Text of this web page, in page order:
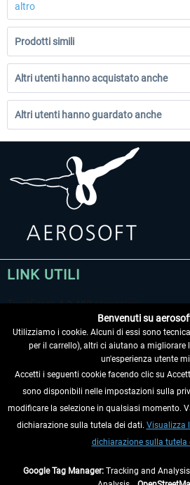
altro
Prodotti simili
Altri utenti hanno acquistato anche
Altri utenti hanno guardato anche
LINK UTILI
RECEDERE DAL CONTRATTO
INFORMAZIONI
Benvenuti su
Utilizziamo i cookie. Alcuni di essi sono
per il carrello), altri ci aiutano a migliorare
un'esperienza utente
Accetti i seguenti cookie facendo clic su
sono disponibili nelle impostazioni sulla
modificare la selezione in qualsiasi momento.
dichiarazione sulla tutela dei dati. Visualizza
dichiarazione sulla tutela
Google Tag Manager: Tracking and